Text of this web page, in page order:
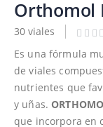
comienzo
de
la
galería
imágenes
Orthomol
30 viales
Es una fórmula
de viales
nutrientes que
y uñas.
que incorpora en